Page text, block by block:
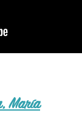
María